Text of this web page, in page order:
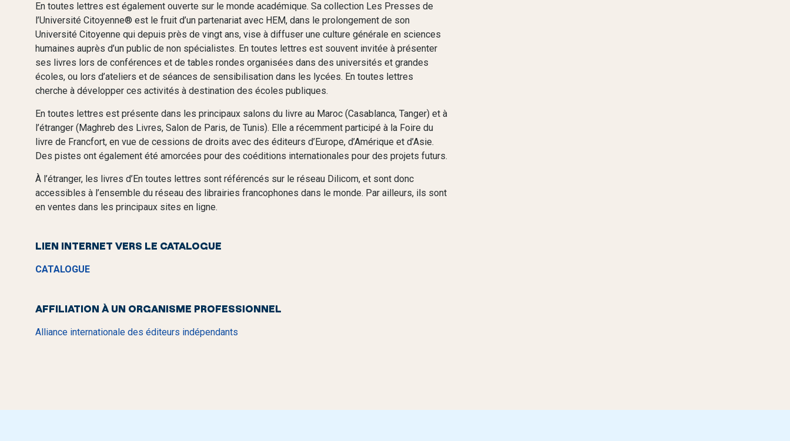
En toutes lettres est également ouverte sur le monde académique. Sa collection Les Presses de
l’Université Citoyenne® est le fruit d’un partenariat avec HEM, dans le prolongement de son
Université Citoyenne qui depuis près de vingt ans, vise à diffuser une culture générale en sciences
humaines auprès d’un public de non spécialistes. En toutes lettres est souvent invitée à présenter
ses livres lors de conférences et de tables rondes organisées dans des universités et grandes
écoles, ou lors d’ateliers et de séances de sensibilisation dans les lycées. En toutes lettres
cherche à développer ces activités à destination des écoles publiques.
En toutes lettres est présente dans les principaux salons du livre au Maroc (Casablanca, Tanger) et à
l’étranger (Maghreb des Livres, Salon de Paris, de Tunis). Elle a récemment participé à la Foire du
livre de Francfort, en vue de cessions de droits avec des éditeurs d’Europe, d’Amérique et d’Asie.
Des pistes ont également été amorcées pour des coéditions internationales pour des projets futurs.
À l’étranger, les livres d’En toutes lettres sont référencés sur le réseau Dilicom, et sont donc
accessibles à l’ensemble du réseau des librairies francophones dans le monde. Par ailleurs, ils sont
en ventes dans les principaux sites en ligne.
LIEN INTERNET VERS LE CATALOGUE
CATALOGUE
AFFILIATION À UN ORGANISME PROFESSIONNEL
Alliance internationale des éditeurs indépendants